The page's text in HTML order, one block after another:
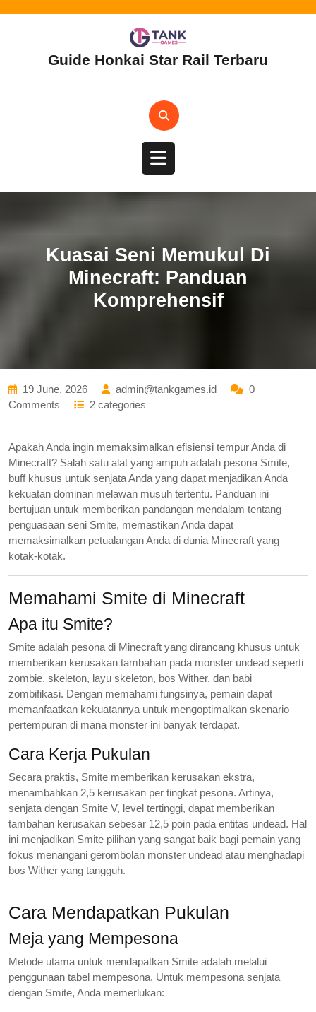
Guide Honkai Star Rail Terbaru
Kuasai Seni Memukul Di
Minecraft: Panduan
Komprehensif
19 June, 2026 admin@tankgames.id
0
Comments
2 categories
Apakah Anda ingin memaksimalkan efisiensi tempur Anda di
Minecraft? Salah satu alat yang ampuh adalah pesona Smite,
buff khusus untuk senjata Anda yang dapat menjadikan Anda
kekuatan dominan melawan musuh tertentu. Panduan ini
bertujuan untuk memberikan pandangan mendalam tentang
penguasaan seni Smite, memastikan Anda dapat
memaksimalkan petualangan Anda di dunia Minecraft yang
kotak-kotak.
Memahami Smite di Minecraft
Apa itu Smite?
Smite adalah pesona di Minecraft yang dirancang khusus untuk
memberikan kerusakan tambahan pada monster undead seperti
zombie, skeleton, layu skeleton, bos Wither, dan babi
zombifikasi. Dengan memahami fungsinya, pemain dapat
memanfaatkan kekuatannya untuk mengoptimalkan skenario
pertempuran di mana monster ini banyak terdapat.
Cara Kerja Pukulan
Secara praktis, Smite memberikan kerusakan ekstra,
menambahkan 2,5 kerusakan per tingkat pesona. Artinya,
senjata dengan Smite V, level tertinggi, dapat memberikan
tambahan kerusakan sebesar 12,5 poin pada entitas undead. Hal
ini menjadikan Smite pilihan yang sangat baik bagi pemain yang
fokus menangani gerombolan monster undead atau menghadapi
bos Wither yang tangguh.
Cara Mendapatkan Pukulan
Meja yang Mempesona
Metode utama untuk mendapatkan Smite adalah melalui
penggunaan tabel mempesona. Untuk mempesona senjata
dengan Smite, Anda memerlukan: